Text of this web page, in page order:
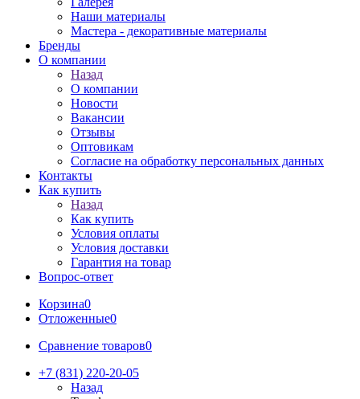
Наши материалы
Мастера - декоративные материалы
Бренды
О компании
Назад
О компании
Новости
Вакансии
Отзывы
Оптовикам
Cогласие на обработку персональных данных
Контакты
Как купить
Назад
Как купить
Условия оплаты
Условия доставки
Гарантия на товар
Вопрос-ответ
Корзина0
Отложенные0
Сравнение товаров0
+7 (831) 220-20-05
Назад